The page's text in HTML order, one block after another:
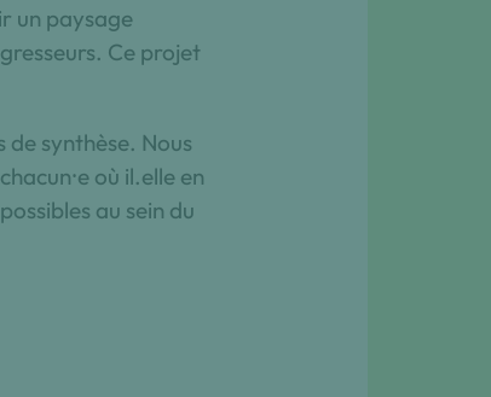
un paysage
Ce projet
synthèse. Nous
où il.elle en
au sein du